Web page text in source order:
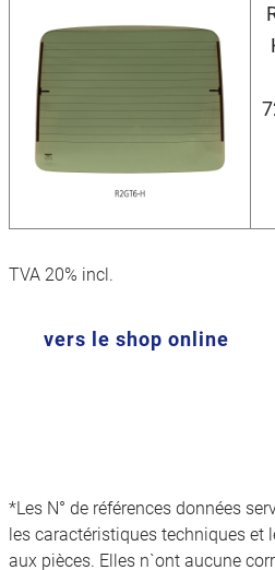
TVA 20% incl.
vers le shop online
*Les N° de références données
les caractéristiques techniques
aux pièces. Elles n`ont aucune